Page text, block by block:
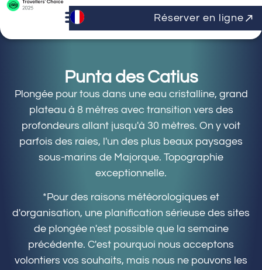
Réserver en ligne
Punta des Catius
Plongée pour tous dans une eau cristalline, grand
plateau à 8 mètres avec transition vers des
profondeurs allant jusqu'à 30 mètres. On y voit
parfois des raies, l'un des plus beaux paysages
sous-marins de Majorque. Topographie
exceptionnelle.
*Pour des raisons météorologiques et
d'organisation, une planification sérieuse des sites
de plongée n'est possible que la semaine
précédente. C'est pourquoi nous acceptons
volontiers vos souhaits, mais nous ne pouvons les